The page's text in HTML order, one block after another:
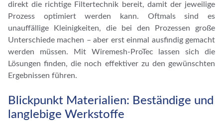
direkt die richtige Filtertechnik bereit, damit der jeweilige
Prozess optimiert werden kann. Oftmals sind es
unauffällige Kleinigkeiten, die bei den Prozessen große
Unterschiede machen – aber erst einmal ausfindig gemacht
werden müssen. Mit Wiremesh-ProTec lassen sich die
Lösungen finden, die noch effektiver zu den gewünschten
Ergebnissen führen.
Blickpunkt Materialien: Beständige und
langlebige Werkstoffe